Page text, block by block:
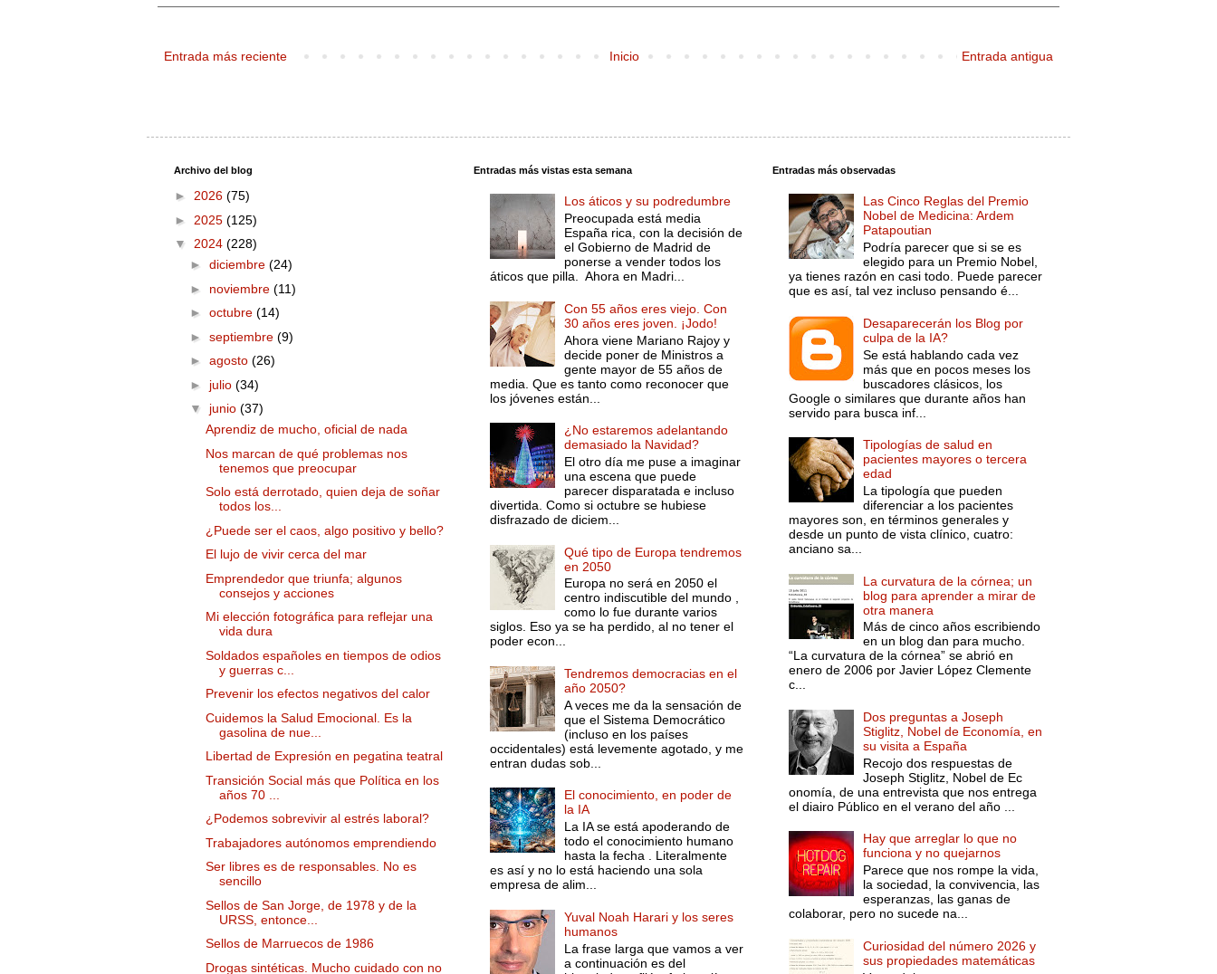
Entrada más reciente Entrada antigua
Inicio
Archivo del blog
► 2026 (75)
► 2025 (125)
▼ 2024 (228)
► diciembre (24)
► noviembre (11)
► octubre (14)
► septiembre (9)
► agosto (26)
► julio (34)
▼ junio (37)
Aprendiz de mucho, oficial de nada
Nos marcan de qué problemas nos
tenemos que preocupar
Solo está derrotado, quien deja de soñar
todos los...
¿Puede ser el caos, algo positivo y bello?
El lujo de vivir cerca del mar
Emprendedor que triunfa; algunos
consejos y acciones
Mi elección fotográfica para reflejar una
vida dura
Soldados españoles en tiempos de odios
y guerras c...
Prevenir los efectos negativos del calor
Cuidemos la Salud Emocional. Es la
gasolina de nue...
Libertad de Expresión en pegatina teatral
Transición Social más que Política en los
años 70 ...
¿Podemos sobrevivir al estrés laboral?
Trabajadores autónomos emprendiendo
Ser libres es de responsables. No es
sencillo
Sellos de San Jorge, de 1978 y de la
URSS, entonce...
Sellos de Marruecos de 1986
Drogas sintéticas. Mucho cuidado con no
Entradas más vistas esta semana
Los áticos y su podredumbre
Preocupada está media
España rica, con la decisión de
el Gobierno de Madrid de
ponerse a vender todos los
áticos que pilla. Ahora en Madri...
Con 55 años eres viejo. Con
30 años eres joven. ¡Jodo!
Ahora viene Mariano Rajoy y
decide poner de Ministros a
gente mayor de 55 años de
media. Que es tanto como reconocer que
los jóvenes están...
¿No estaremos adelantando
demasiado la Navidad?
El otro día me puse a imaginar
una escena que puede
parecer disparatada e incluso
divertida. Como si octubre se hubiese
disfrazado de diciem...
Qué tipo de Europa tendremos
en 2050
Europa no será en 2050 el
centro indiscutible del mundo ,
como lo fue durante varios
siglos. Eso ya se ha perdido, al no tener el
poder econ...
Tendremos democracias en el
año 2050?
A veces me da la sensación de
que el Sistema Democrático
(incluso en los países
occidentales) está levemente agotado, y me
entran dudas sob...
El conocimiento, en poder de
la IA
La IA se está apoderando de
todo el conocimiento humano
hasta la fecha . Literalmente
es así y no lo está haciendo una sola
empresa de alim...
Yuval Noah Harari y los seres
humanos
La frase larga que vamos a ver
a continuación es del
Entradas más observadas
Las Cinco Reglas del Premio
Nobel de Medicina: Ardem
Patapoutian
Podría parecer que si se es
elegido para un Premio Nobel,
ya tienes razón en casi todo. Puede parecer
que es así, tal vez incluso pensando é...
Desaparecerán los Blog por
culpa de la IA?
Se está hablando cada vez
más que en pocos meses los
buscadores clásicos, los
Google o similares que durante años han
servido para busca inf...
Tipologías de salud en
pacientes mayores o tercera
edad
La tipología que pueden
diferenciar a los pacientes
mayores son, en términos generales y
desde un punto de vista clínico, cuatro:
anciano sa...
La curvatura de la córnea; un
blog para aprender a mirar de
otra manera
Más de cinco años escribiendo
en un blog dan para mucho.
“La curvatura de la córnea” se abrió en
enero de 2006 por Javier López Clemente
c...
Dos preguntas a Joseph
Stiglitz, Nobel de Economía, en
su visita a España
Recojo dos respuestas de
Joseph Stiglitz, Nobel de Ec
onomía, de una entrevista que nos entrega
el diairo Público en el verano del año ...
Hay que arreglar lo que no
funciona y no quejarnos
Parece que nos rompe la vida,
la sociedad, la convivencia, las
esperanzas, las ganas de
colaborar, pero no sucede na...
Curiosidad del número 2026 y
sus propiedades matemáticas